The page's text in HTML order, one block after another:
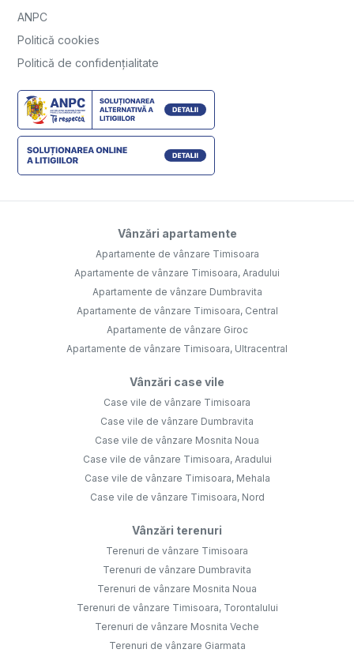
ANPC
Politică cookies
Politică de confidențialitate
Vânzări apartamente
Apartamente de vânzare Timisoara
Apartamente de vânzare Timisoara, Aradului
Apartamente de vânzare Dumbravita
Apartamente de vânzare Timisoara, Central
Apartamente de vânzare Giroc
Apartamente de vânzare Timisoara, Ultracentral
Vânzări case vile
Case vile de vânzare Timisoara
Case vile de vânzare Dumbravita
Case vile de vânzare Mosnita Noua
Case vile de vânzare Timisoara, Aradului
Case vile de vânzare Timisoara, Mehala
Case vile de vânzare Timisoara, Nord
Vânzări terenuri
Terenuri de vânzare Timisoara
Terenuri de vânzare Dumbravita
Terenuri de vânzare Mosnita Noua
Terenuri de vânzare Timisoara, Torontalului
Terenuri de vânzare Mosnita Veche
Terenuri de vânzare Giarmata